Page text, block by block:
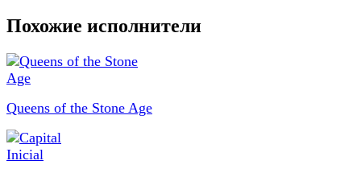
Похожие исполнители
Queens of the Stone Age